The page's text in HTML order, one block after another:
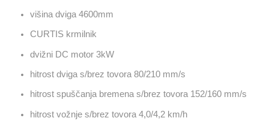
višina dviga 4600mm
CURTIS krmilnik
dvižni DC motor 3kW
hitrost dviga s/brez tovora 80/210 mm/s
hitrost spuščanja bremena s/brez tovora 152/160 mm/s
hitrost vožnje s/brez tovora 4,0/4,2 km/h